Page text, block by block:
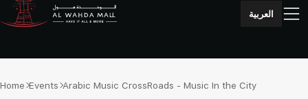
العربية
Home Events Arabic Music CrossRoads - Music In the City